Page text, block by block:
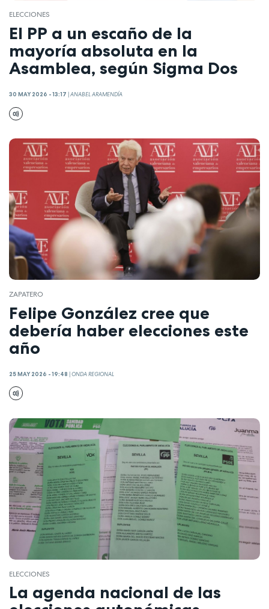
ELECCIONES
El PP a un escaño de la
mayoría absoluta en la
Asamblea, según Sigma Dos
30 MAY 2026 - 13:17 ANABEL ARAMENDÍA
ZAPATERO
Felipe González cree que
debería haber elecciones este
año
25 MAY 2026 - 19:48 |ONDA REGIONAL
ELECCIONES
La agenda nacional de las